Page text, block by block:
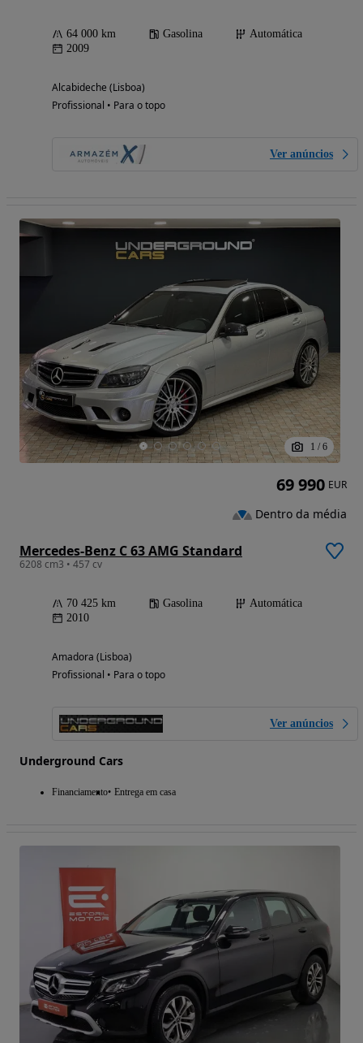
64 000 km Gasolina
Automática
2009
Alcabideche (Lisboa)
Profissional • Para o topo
Ver anúncios
1 / 6
Mercedes-Benz C 63 AMG Standard
6208 cm3 • 457 cv
70 425 km Gasolina
Automática
2010
Amadora (Lisboa)
Profissional • Para o topo
Ver anúncios
Underground Cars
Financiamento Entrega em casa
69 990 EUR
Dentro da média